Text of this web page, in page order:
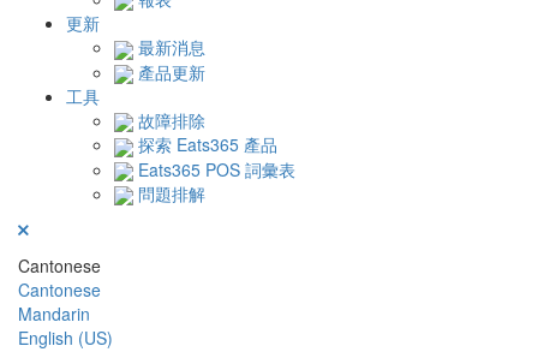
更新
最新消息
產品更新
工具
故障排除
探索 Eats365 產品
Eats365 POS 詞彙表
問題排解
Cantonese
Cantonese
Mandarin
English (US)